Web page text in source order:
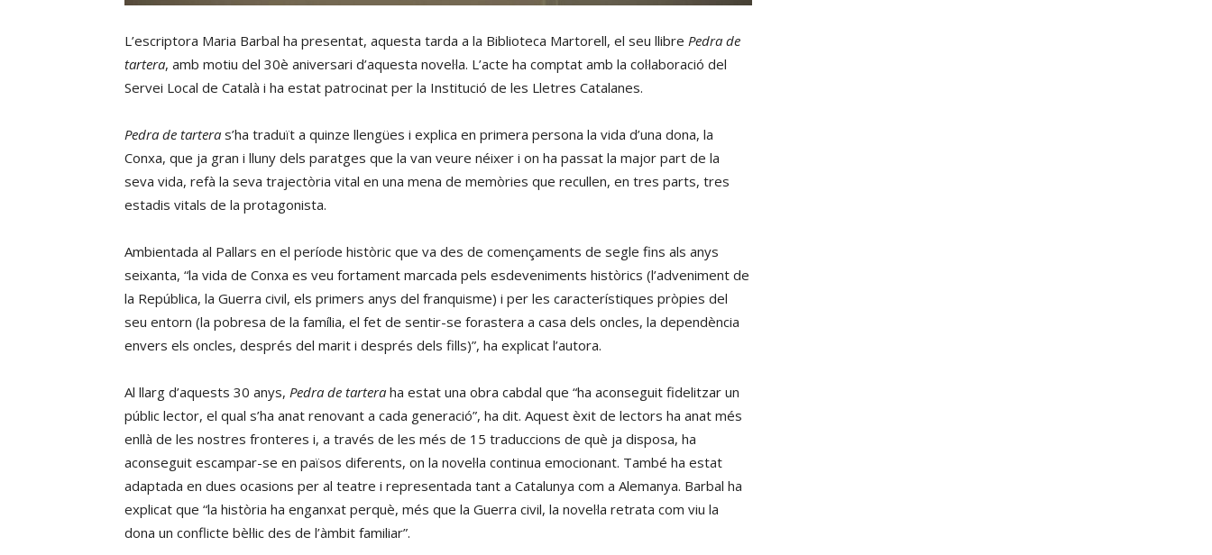
L’escriptora Maria Barbal ha presentat, aquesta tarda a la Biblioteca Martorell, el seu llibre Pedra de
tartera, amb motiu del 30è aniversari d’aquesta novel·la. L’acte ha comptat amb la col·laboració del
Servei Local de Català i ha estat patrocinat per la Institució de les Lletres Catalanes.
Pedra de tartera s’ha traduït a quinze llengües i explica en primera persona la vida d’una dona, la
Conxa, que ja gran i lluny dels paratges que la van veure néixer i on ha passat la major part de la
seva vida, refà la seva trajectòria vital en una mena de memòries que recullen, en tres parts, tres
estadis vitals de la protagonista.
Ambientada al Pallars en el període històric que va des de començaments de segle fins als anys
seixanta, “la vida de Conxa es veu fortament marcada pels esdeveniments històrics (l’adveniment de
la República, la Guerra civil, els primers anys del franquisme) i per les característiques pròpies del
seu entorn (la pobresa de la família, el fet de sentir-se forastera a casa dels oncles, la dependència
envers els oncles, després del marit i després dels fills)”, ha explicat l’autora.
Al llarg d’aquests 30 anys, Pedra de tartera ha estat una obra cabdal que “ha aconseguit fidelitzar un
públic lector, el qual s’ha anat renovant a cada generació”, ha dit. Aquest èxit de lectors ha anat més
enllà de les nostres fronteres i, a través de les més de 15 traduccions de què ja disposa, ha
aconseguit escampar-se en països diferents, on la novel·la continua emocionant. També ha estat
adaptada en dues ocasions per al teatre i representada tant a Catalunya com a Alemanya. Barbal ha
explicat que “la història ha enganxat perquè, més que la Guerra civil, la novel·la retrata com viu la
dona un conflicte bèl·lic des de l’àmbit familiar”.